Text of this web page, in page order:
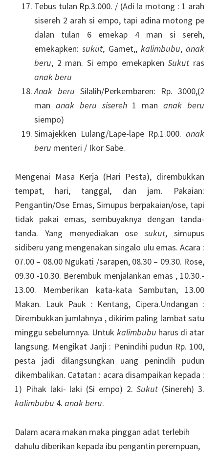
Tebus tulan Rp.3.000. / (Adi la motong : 1 arah
sisereh 2 arah si empo, tapi adina motong pe
dalan tulan 6 emekap 4 man si sereh,
emekapken:sukut, Gamet,, kalimbubu, anak
beru, 2 man. Si empo emekapkenSukut ras
anak beru
Anak beru Silalih/Perkembaren: Rp. 3000,(2
man anak beru sisereh1 mananak beru
siempo)
Simajekken Lulang/Lape-lape Rp.1.000. anak
beru menteri / Ikor Sabe.
Mengenai Masa Kerja (Hari Pesta), dirembukkan
tempat, hari, tanggal, dan jam. Pakaian:
Pengantin/Ose Emas, Simupus berpakaian/ose, tapi
tidak pakai emas, sembuyaknya dengan tanda-
tanda. Yang menyediakan osesukut, simupus
sidiberu yang mengenakan singalo ulu emas. Acara :
07.00 – 08.00 Ngukati /sarapen, 08.30 – 09.30. Rose,
09.30 -10.30. Berembuk menjalankan emas , 10.30.-
13.00. Memberikan kata-kata Sambutan, 13.00
Makan. Lauk Pauk : Kentang, Cipera.Undangan :
Dirembukkan jumlahnya , dikirim paling lambat satu
minggu sebelumnya. Untuk kalimbubu harus di atar
langsung. Mengikat Janji : Penindihi pudun Rp. 100,
pesta jadi dilangsungkan uang penindih pudun
dikembalikan. Catatan : acara disampaikan kepada :
1) Pihak laki- laki (Si empo) 2.Sukut (Sinereh) 3.
kalimbubu 4. anak beru.
Dalam acara makan maka pinggan adat terlebih
dahulu diberikan kepada ibu pengantin perempuan,